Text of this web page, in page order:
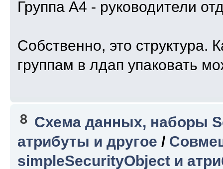
Группа А4 - руководители
Собственно, это структура.
группам в лдап упаковать
8 Схема данных, наборы
атрибуты и другое /
simpleSecurityObject и